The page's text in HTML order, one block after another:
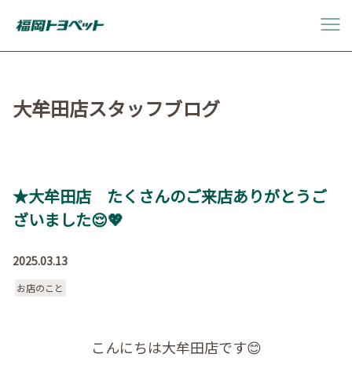
大牟田店スタッフブログ
★大牟田店 たくさんのご来店ありがとうご
ざいました😌💖
2025.03.13
お店のこと
こんにちは大牟田店です😊